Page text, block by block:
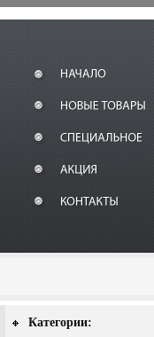
Категории: